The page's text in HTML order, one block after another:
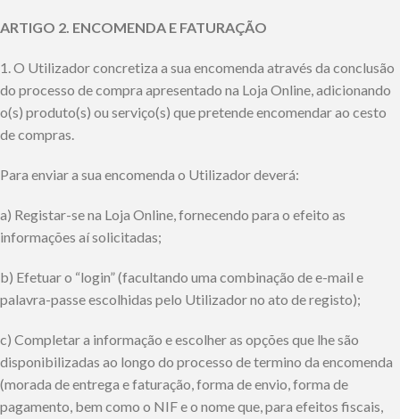
ARTIGO 2. ENCOMENDA E FATURAÇÃO
1. O Utilizador concretiza a sua encomenda através da conclusão
do processo de compra apresentado na Loja Online, adicionando
o(s) produto(s) ou serviço(s) que pretende encomendar ao cesto
de compras.
Para enviar a sua encomenda o Utilizador deverá:
a) Registar-se na Loja Online, fornecendo para o efeito as
informações aí solicitadas;
b) Efetuar o “login” (facultando uma combinação de e-mail e
palavra-passe escolhidas pelo Utilizador no ato de registo);
c) Completar a informação e escolher as opções que lhe são
disponibilizadas ao longo do processo de termino da encomenda
(morada de entrega e faturação, forma de envio, forma de
pagamento, bem como o NIF e o nome que, para efeitos fiscais,